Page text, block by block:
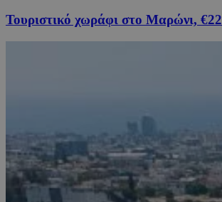
Τουριστικό χωράφι στο Μαρώνι,